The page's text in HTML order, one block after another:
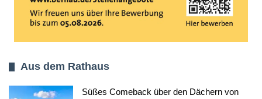
Aus dem Rathaus
Süßes Comeback über den Dächern von